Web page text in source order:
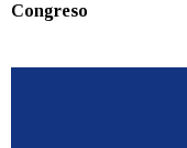
Congreso